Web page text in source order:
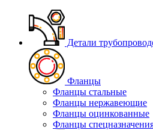
Детали
Фланцы
Фланцы стальные
Фланцы нержавеющие
Фланцы оцинкованные
Фланцы